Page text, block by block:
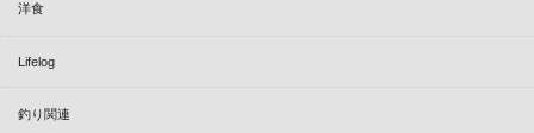
洋食
Lifelog
釣り関連